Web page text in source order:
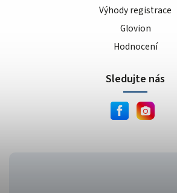
Výhody registrace
Glovion
Hodnocení
Sledujte nás